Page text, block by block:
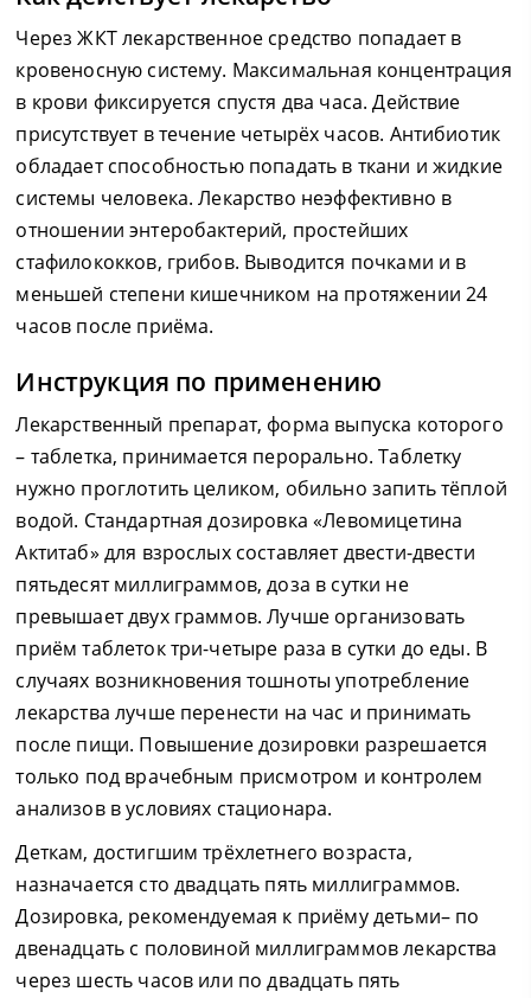
Через ЖКТ лекарственное средство попадает в
кровеносную систему. Максимальная концентрация
в крови фиксируется спустя два часа. Действие
присутствует в течение четырёх часов. Антибиотик
обладает способностью попадать в ткани и жидкие
системы человека. Лекарство неэффективно в
отношении энтеробактерий, простейших
стафилококков, грибов. Выводится почками и в
меньшей степени кишечником на протяжении 24
часов после приёма.
Инструкция по применению
Лекарственный препарат, форма выпуска которого
– таблетка, принимается перорально. Таблетку
нужно проглотить целиком, обильно запить тёплой
водой. Стандартная дозировка «Левомицетина
Актитаб» для взрослых составляет двести-двести
пятьдесят миллиграммов, доза в сутки не
превышает двух граммов. Лучше организовать
приём таблеток три-четыре раза в сутки до еды. В
случаях возникновения тошноты употребление
лекарства лучше перенести на час и принимать
после пищи. Повышение дозировки разрешается
только под врачебным присмотром и контролем
анализов в условиях стационара.
Деткам, достигшим трёхлетнего возраста,
назначается сто двадцать пять миллиграммов.
Дозировка, рекомендуемая к приёму детьми– по
двенадцать с половиной миллиграммов лекарства
через шесть часов или по двадцать пять